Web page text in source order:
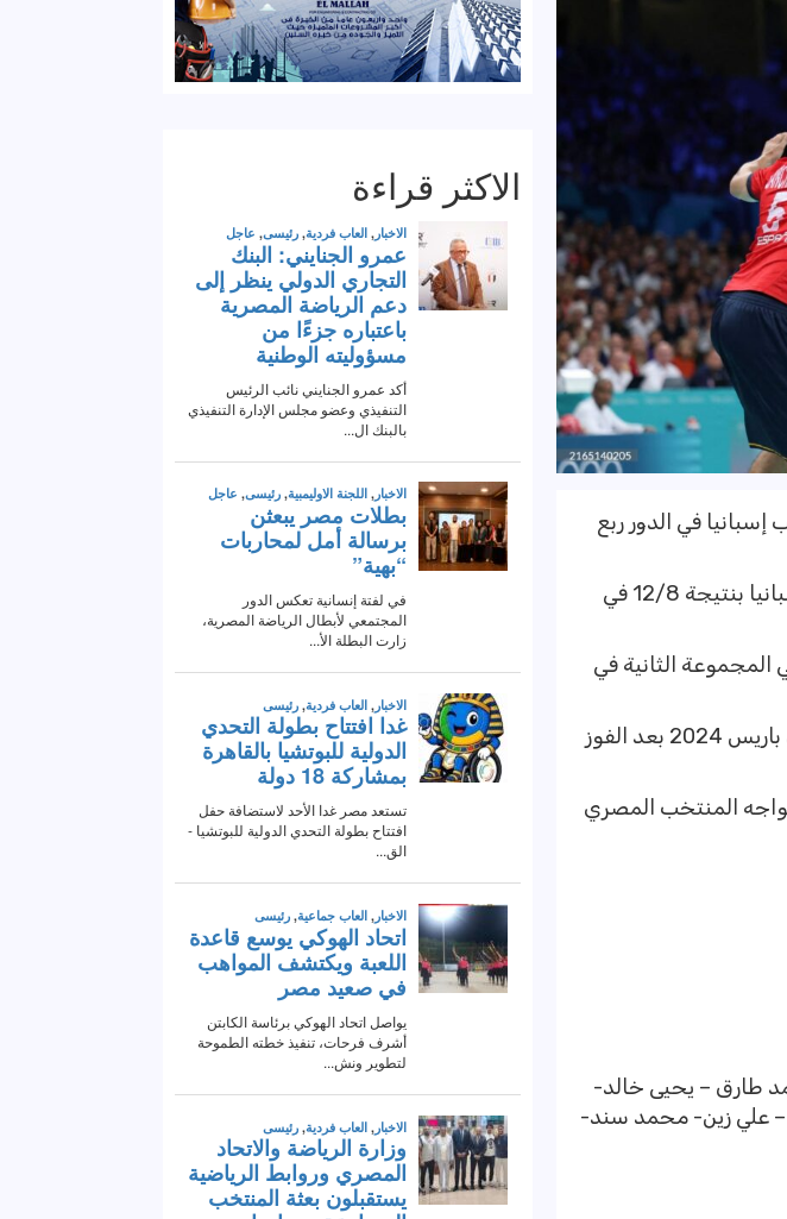
في الدور ربع
تشير النتيجة إلى تعادل المنتخبين بنتيجة 25/25 بعدما تدم مصر على إسبانيا بنتيجة 12/8 في
بعد احتلاله المركز الثاني برصيد 7 نقاط في المجموعة الثانية في
في المقابل، صعد منتخب إسبانيا لكرة اليد إلى دور ربع النهائي في أولمبياد باريس 2024 بعد الفوز
الثالث في المجموعة الأولى برصيد 6 نقاط ليواجه المنتخب المصري
طارق – يحيى خالد-
– علي زين- محمد سند-
الاكثر قراءة